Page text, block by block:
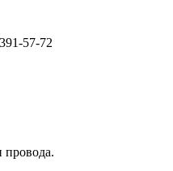
391-57-72
провода.